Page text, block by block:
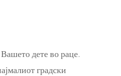
дете во раце.
градски